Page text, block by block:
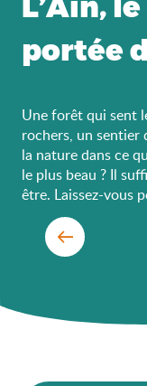
portée
Une forêt qui sent
rochers, un sentier
la nature dans ce
le plus beau ? Il
être. Laissez-vous
Le top des